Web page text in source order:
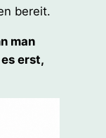
bereit.
man
erst,